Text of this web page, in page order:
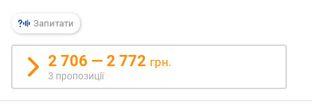
r
x
)
(
Запитати
2 706 — 2 772 грн.
3 пропозиції